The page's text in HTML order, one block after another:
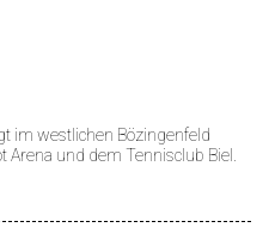
im westlichen Bözingenfeld
und dem Tennisclub Biel.